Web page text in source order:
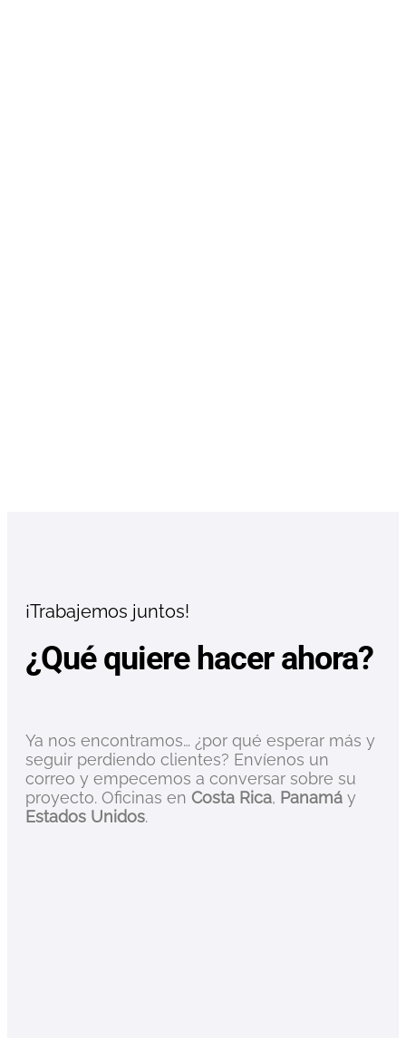
¡Trabajemos juntos!
¿Qué quiere hacer ahora?
Ya nos encontramos… ¿por qué esperar más y
seguir perdiendo clientes? Envíenos un
correo y empecemos a conversar sobre su
proyecto. Oficinas en Costa Rica, Panamá y
Estados Unidos.